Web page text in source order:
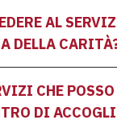
AL
DELLA
CHE POSSO
DI